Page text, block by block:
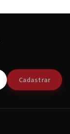
Cadastrar